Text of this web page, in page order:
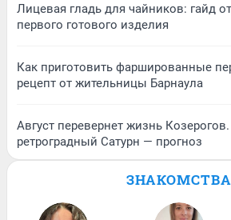
Лицевая гладь для чайников: гайд
первого готового изделия
Как приготовить фаршированные
рецепт от жительницы Барнаула
Август перевернет жизнь
ретроградный Сатурн — прогноз
ЗНАКОМСТВА